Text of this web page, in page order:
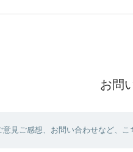
お問
見ご感想、お問い合わせなど、こ